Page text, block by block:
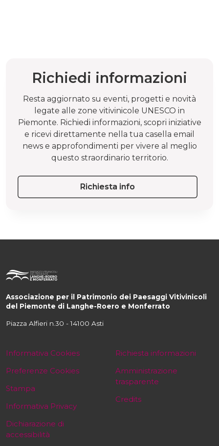
Richiedi informazioni
Resta aggiornato su eventi, progetti e novità
legate alle zone vitivinicole UNESCO in
Piemonte. Richiedi informazioni, scopri iniziative
e ricevi direttamente nella tua casella email
news e approfondimenti per vivere al meglio
questo straordinario territorio.
Richiesta info
Associazione per il Patrimonio dei Paesaggi Vitivinicoli
del Piemonte di Langhe-Roero e Monferrato
Piazza Alfieri n.30 - 14100 Asti
Informativa Cookies
Preferenze Cookies
Stampa
Informativa Privacy
Dichiarazione di
accessibilità
Richiesta informazioni
Amministrazione
trasparente
Credits